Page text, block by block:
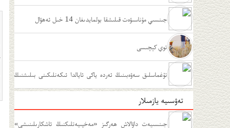
جىنسىي مۇناسىۋەت قىلىشقا بولمايدىغان 14 خىل ئەھۋال
توي كېچىسى
تۇغماسلىق سەۋەبىنىڭ ئەردە ياكى ئايالدا ئىكەنلىكىنى بىلىشنىڭ
ئۇسۇللىرى
تەۋسىيە يازمىلار
جىنسىيەت داۋالاش ھەرگىز «مەخپىيەتلىكنىڭ ئاشكارىلىنىشى»